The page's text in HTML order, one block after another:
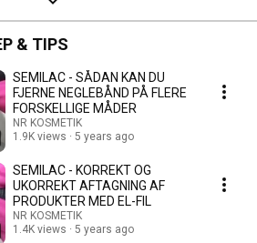
& TIPS
SEMILAC - SÅDAN KAN DU
FJERNE NEGLEBÅND PÅ FLERE
FORSKELLIGE MÅDER
NR KOSMETIK
1.9K views
5 years ago
SEMILAC - KORREKT OG
UKORREKT AFTAGNING AF
PRODUKTER MED EL-FIL
NR KOSMETIK
1.4K views
5 years ago